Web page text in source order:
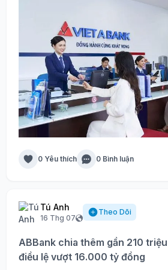
0 Yêu thích 0 Bình luận
Tú Anh
16 Thg 07
Theo Dõi
ABBank chia thêm gần 210
điều lệ vượt 16.000 tỷ đồng